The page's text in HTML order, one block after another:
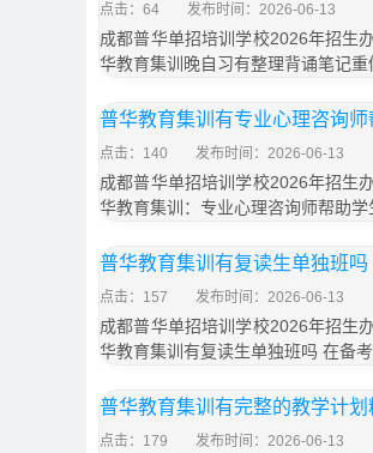
点击：64 发布时间：2026-06-13
成都普华单招培训学校2026年招生
华教育集训晚自习有整理背诵笔记
普华教育集训有专业心理咨询
点击：140 发布时间：2026-06-13
成都普华单招培训学校2026年招生
华教育集训：专业心理咨询师帮助
普华教育集训有复读生单独班吗
点击：157 发布时间：2026-06-13
成都普华单招培训学校2026年招生
华教育集训有复读生单独班吗 在备
普华教育集训有完整的教学计
点击：179 发布时间：2026-06-13